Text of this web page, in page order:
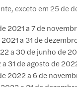
exceto em 25 de
2021 a 7 de
a 31 de
a 30 de junho de
a 31 de agosto de
2022 a 6 de